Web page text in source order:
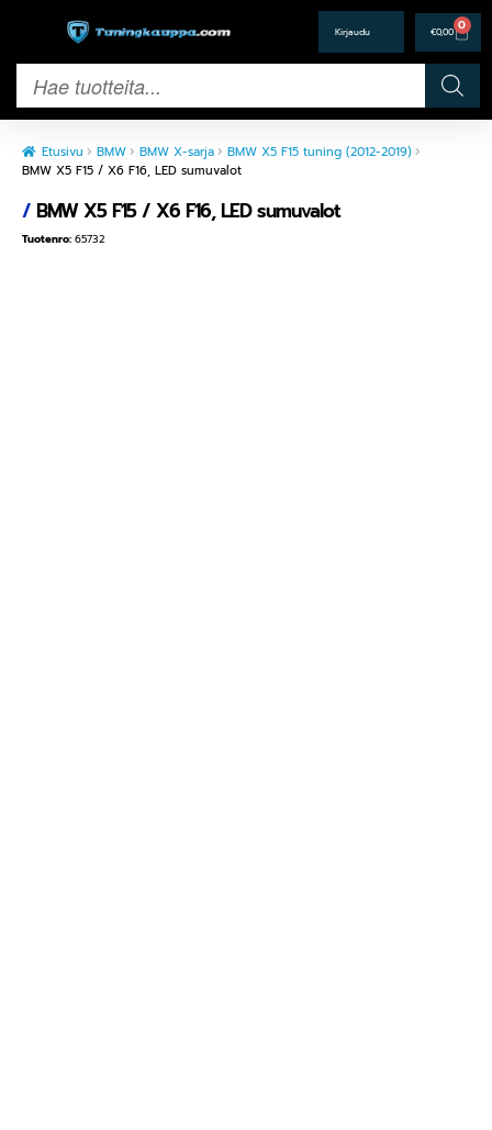
€0,00 0
Etusivu BMW BMW X-sarja
BMW X5 F15 tuning (2012-2019)
BMW X5 F15 / X6 F16, LED sumuvalot
/BMW X5 F15 / X6 F16, LED sumuvalot
Tuotenro: 65732